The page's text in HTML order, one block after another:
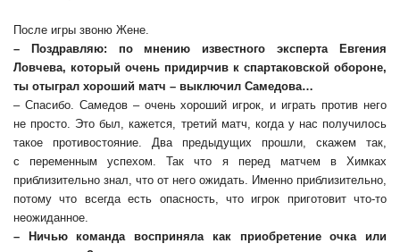
После игры звоню Жене.
– Поздравляю: по мнению известного эксперта Евгения
Ловчева, который очень придирчив к спартаковской обороне,
ты отыграл хороший матч – выключил Самедова…
– Спасибо. Самедов – очень хороший игрок, и играть против него
не просто. Это был, кажется, третий матч, когда у нас получилось
такое противостояние. Два предыдущих прошли, скажем так,
с переменным успехом. Так что я перед матчем в Химках
приблизительно знал, что от него ожидать. Именно приблизительно,
потому что всегда есть опасность, что игрок приготовит что-то
неожиданное.
– Ничью команда восприняла как приобретение очка или